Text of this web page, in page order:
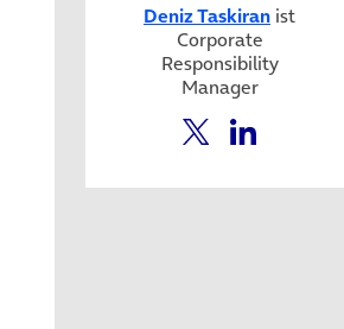
Deniz Taskiran ist
Corporate
Responsibility
Manager